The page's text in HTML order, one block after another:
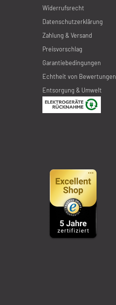
Widerrufsrecht
Datenschutzerklärung
Zahlung & Versand
Preisvorschlag
Garantiebedingungen
Echtheit von Bewertungen
Entsorgung & Umwelt